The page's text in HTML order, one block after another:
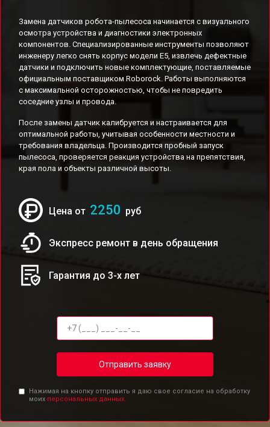
Замена датчиков робота-пылесоса начинается с визуального
осмотра устройства и диагностики электронных
компонентов. Специализированные инструменты позволяют
инженеру легко снять корпус модели E5, извлечь дефектные
датчики и подключить новые комплектующие, поставляемые
официальным поставщиком Roborock. Работы выполняются
с максимальной осторожностью, чтобы не повредить
соседние узлы и провода.
После замены датчик калибруется и настраивается для
оптимальной работы, учитывая особенности местности и
требования владельца. Производится пробный запуск
пылесоса, проверяется реакция устройства на препятствия,
края пола и объекты различной высоты.
Цена от 2250 руб
Экспресс ремонт в день обращения
Гарантия до 3-х лет
Отправить заявку
Нажимая на кнопку отправить я даю свое согласие на обработку
моих персональных данных.